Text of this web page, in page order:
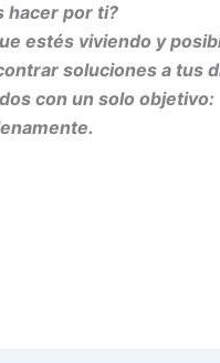
hacer por ti?
estés viviendo y
soluciones a tus
con un solo objetivo: